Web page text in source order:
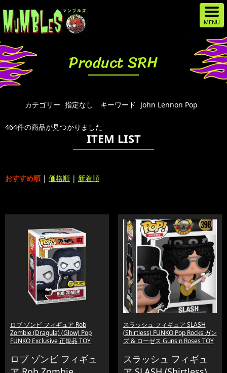
Product SRH
カテゴリー 指定なし キーワード John Lennon Pop
464件の商品が見つかりました
ITEM LIST
おすすめ順 | 価格順 | 新着順
ロブ ゾンビ フィギュア Rob
Zombie (Dragula) (Glow) Pop
FUNKO Exclusive 正規品 TOY
ロブ ゾンビ フィギュ
スラッシュ フィギュア SLASH
(Shirtless) FUNKO Pop Rocks ガン
ズ & ローゼス Guns n Roses TOY
スラッシュ フィギュ